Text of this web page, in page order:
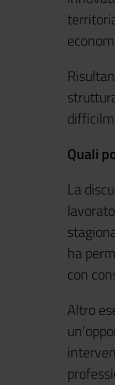
Quali
La
ha
con
Altro